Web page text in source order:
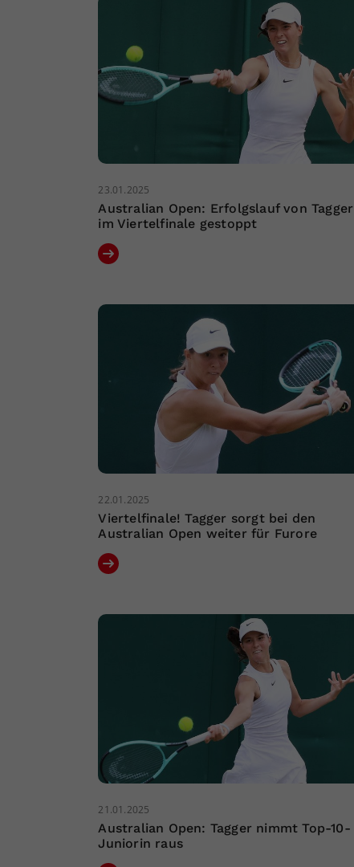
23.01.2025
Australian Open: Erfolgslauf von Tagger
im Viertelfinale gestoppt
22.01.2025
Viertelfinale! Tagger sorgt bei den
Australian Open weiter für Furore
21.01.2025
Australian Open: Tagger nimmt Top-10-
Juniorin raus